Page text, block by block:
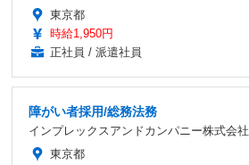
東京都
時給1,950円
正社員 / 派遣社員
障がい者採用/総務法務
インプレックスアンドカンパニー株式会社
東京都